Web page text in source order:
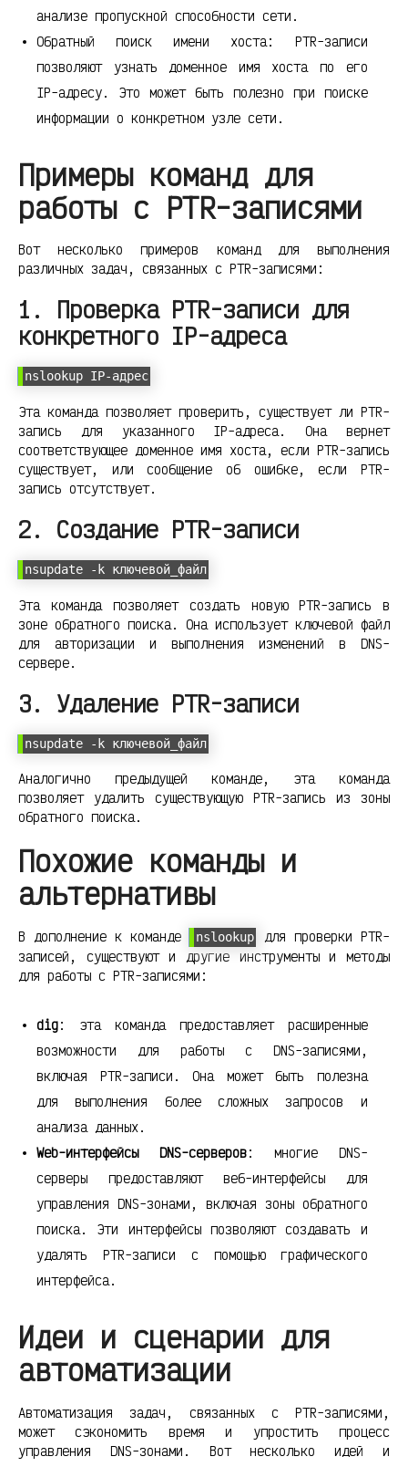
анализе пропускной способности сети.
Обратный поиск имени хоста: PTR-записи
позволяют узнать доменное имя хоста по его
IP-адресу. Это может быть полезно при поиске
информации о конкретном узле сети.
Примеры команд для
работы с PTR-записями
Вот несколько примеров команд для выполнения
различных задач, связанных с PTR-записями:
1. Проверка PTR-записи для
конкретного IP-адреса
nslookup IP-адрес
Эта команда позволяет проверить, существует ли PTR-
запись для указанного IP-адреса. Она вернет
соответствующее доменное имя хоста, если PTR-запись
существует, или сообщение об ошибке, если PTR-
запись отсутствует.
2. Создание PTR-записи
nsupdate -k ключевой_файл
Эта команда позволяет создать новую PTR-запись в
зоне обратного поиска. Она использует ключевой файл
для авторизации и выполнения изменений в DNS-
сервере.
3. Удаление PTR-записи
nsupdate -k ключевой_файл
Аналогично предыдущей команде, эта команда
позволяет удалить существующую PTR-запись из зоны
обратного поиска.
Похожие команды и
альтернативы
В дополнение к команде nslookup
для проверки PTR-
записей, существуют и другие инструменты и методы
для работы с PTR-записями:
dig: эта команда предоставляет расширенные
возможности для работы с DNS-записями,
включая PTR-записи. Она может быть полезна
для выполнения более сложных запросов и
анализа данных.
Web-интерфейсы DNS-серверов: многие DNS-
серверы предоставляют веб-интерфейсы для
управления DNS-зонами, включая зоны обратного
поиска. Эти интерфейсы позволяют создавать и
удалять PTR-записи с помощью графического
интерфейса.
Идеи и сценарии для
автоматизации
Автоматизация задач, связанных с PTR-записями,
может сэкономить время и упростить процесс
управления DNS-зонами. Вот несколько идей и